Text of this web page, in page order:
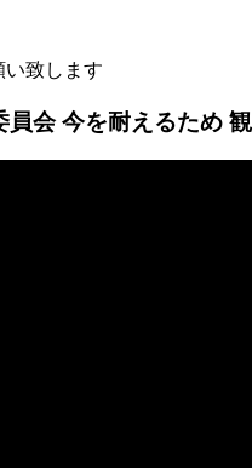
致します
員会 今を耐えるため